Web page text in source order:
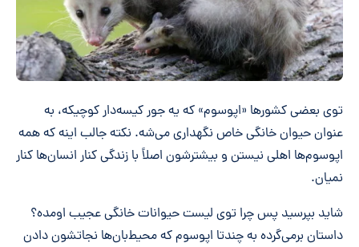
توی بعضی کشورها «اپوسوم» که یه جور کیسه‌دار کوچیکه، به
عنوان حیوان خانگی خاص نگهداری می‌شه. نکته جالب اینه که همه
اپوسوم‌ها اهلی نیستن و بیشترشون اصلاً با زندگی کنار انسان‌ها کنار
نمیان.
شاید بپرسید پس چرا توی لیست حیوانات خانگی عجیب اومده؟
داستان برمی‌گرده به چندتا اپوسوم که محیط‌بان‌ها نجاتشون دادن